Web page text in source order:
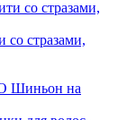
со стразами,
Шиньон на